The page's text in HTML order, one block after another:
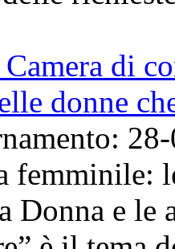
di
donne
femminile:
Donna e le